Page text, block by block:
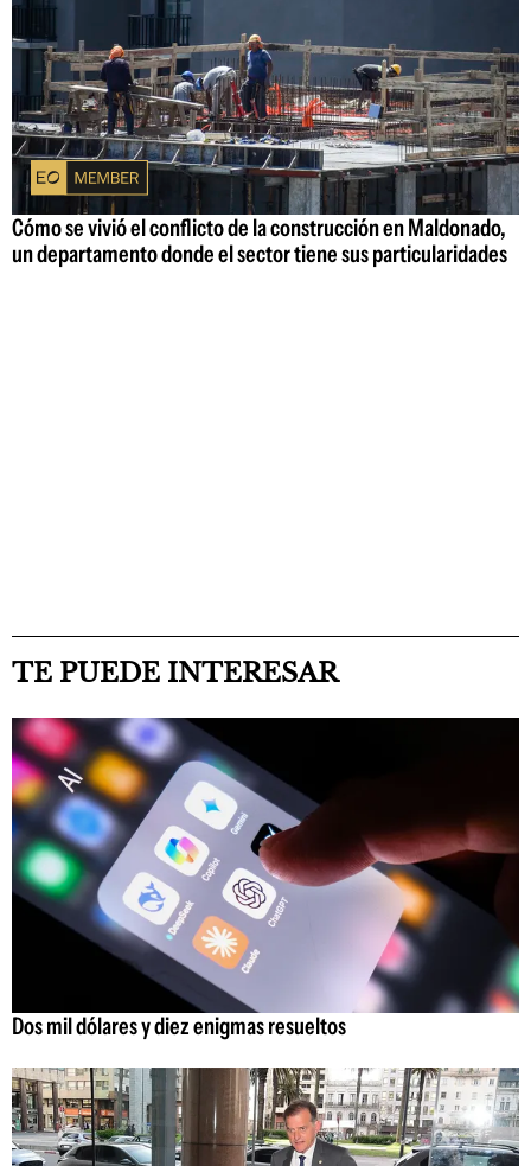
Cómo se vivió el conflicto de la construcción en Maldonado,
un departamento donde el sector tiene sus particularidades
TE PUEDE INTERESAR
Dos mil dólares y diez enigmas resueltos